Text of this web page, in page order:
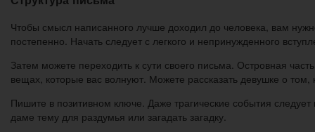
Чтобы смысл написанного лучше доходил до человека, вам
постепенно. Начать следует с легкого и непринужденного
Затем можете переходить к сути своего письма. Островная
вещах, которые вас волнуют. Можете рассказать девушке о
Пишите в позитивном ключе. Даже трагические события
даме тему для раздумья или загадать загадку.